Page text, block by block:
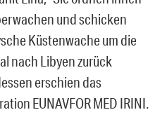
und schicken
Küstenwache um die
nach Libyen zurück
erschien das
EUNAVFOR MED IRINI.